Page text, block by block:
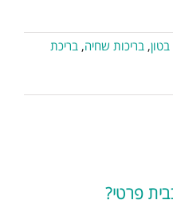
, בריכות שחיה, בריכת
פרטי?